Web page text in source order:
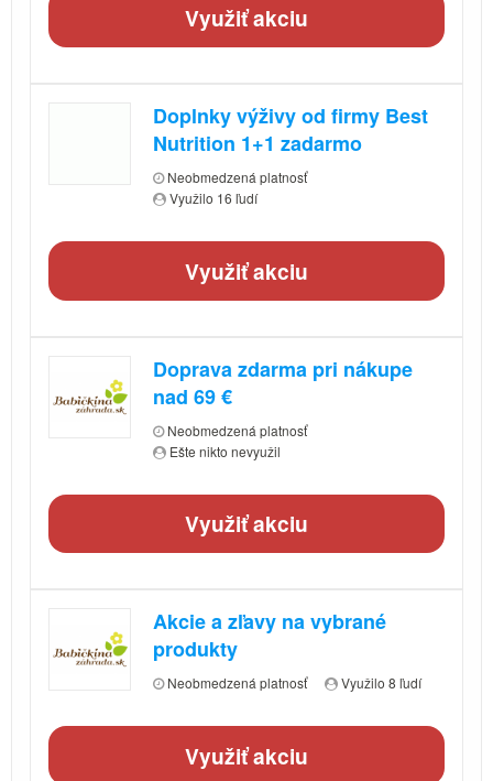
Využiť akciu
Doplnky výživy od firmy Best
Nutrition 1+1 zadarmo
Neobmedzená platnosť
Využilo 16 ľudí
Využiť akciu
Doprava zdarma pri nákupe
nad 69 €
Neobmedzená platnosť
Ešte nikto nevyužil
Využiť akciu
Akcie a zľavy na vybrané
produkty
Neobmedzená platnosť Využilo 8 ľudí
Využiť akciu